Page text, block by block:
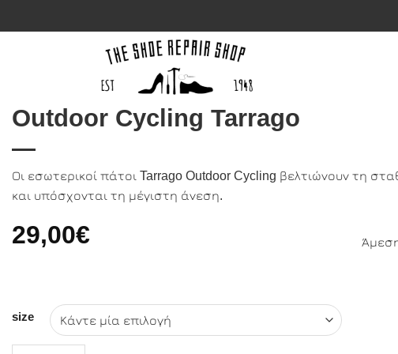
Outdoor Cycling Tarrago
Οι εσωτερικοί πάτοι Tarrago Outdoor Cycling βελτιώνουν τη
και υπόσχονται τη μέγιστη άνεση.
29,00€
size